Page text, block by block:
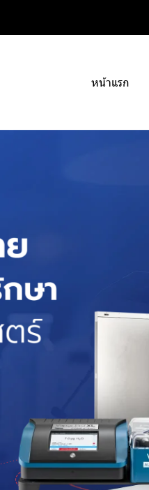
หน้าแรก